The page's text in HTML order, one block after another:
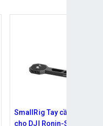
SmallRig Tay cầm bằng gỗ
cho DJI Ronin-S/SC/RS